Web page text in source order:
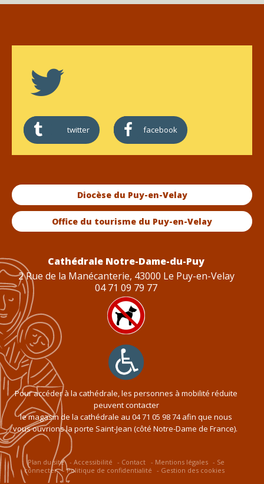
twitter facebook
Diocèse du Puy-en-Velay
Office du tourisme du Puy-en-Velay
Cathédrale Notre-Dame-du-Puy
2 Rue de la Manécanterie, 43000 Le Puy-en-Velay
04 71 09 79 77
Pour accéder à la cathédrale, les personnes à mobilité réduite
peuvent contacter
le magasin de la cathédrale au 04 71 05 98 74afin que nous
vous ouvrions la porte Saint-Jean (côté Notre-Dame de France).
Plan du site Accessibilité Contact Mentions légales
Se
connecter
Politique de confidentialité Gestion des cookies